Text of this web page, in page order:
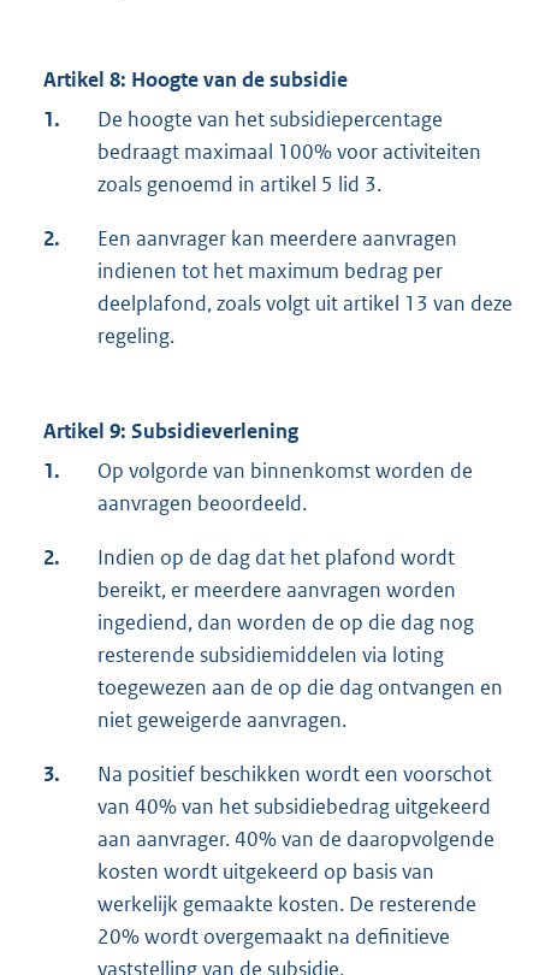
Artikel 8: Hoogte van de subsidie
1.
De hoogte van het subsidiepercentage
bedraagt maximaal 100% voor activiteiten
zoals genoemd in artikel 5 lid 3.
2.
Een aanvrager kan meerdere aanvragen
indienen tot het maximum bedrag per
deelplafond, zoals volgt uit artikel 13 van deze
regeling.
Artikel 9: Subsidieverlening
1.
Op volgorde van binnenkomst worden de
aanvragen beoordeeld.
2.
Indien op de dag dat het plafond wordt
bereikt, er meerdere aanvragen worden
ingediend, dan worden de op die dag nog
resterende subsidiemiddelen via loting
toegewezen aan de op die dag ontvangen en
niet geweigerde aanvragen.
3.
Na positief beschikken wordt een voorschot
van 40% van het subsidiebedrag uitgekeerd
aan aanvrager. 40% van de daaropvolgende
kosten wordt uitgekeerd op basis van
werkelijk gemaakte kosten. De resterende
20% wordt overgemaakt na definitieve
vaststelling van de subsidie.